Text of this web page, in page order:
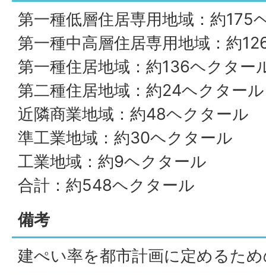
第一種低層住居専用地域：約175
第一種中高層住居専用地域：約
第一種住居地域：約136ヘクター
第二種住居地域：約24ヘクタール
近隣商業地域：約48ヘクタール
準工業地域：約30ヘクタール
工業地域：約9ヘクタール
合計：約548ヘクタール
備考
建ぺい率を都市計画に定めるた